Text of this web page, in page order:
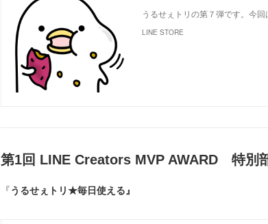
うるせぇトリの第７弾です。今回
LINE STORE
第1回 LINE Creators MVP AWARD 特別
『うるせぇトリ★毎日使える』